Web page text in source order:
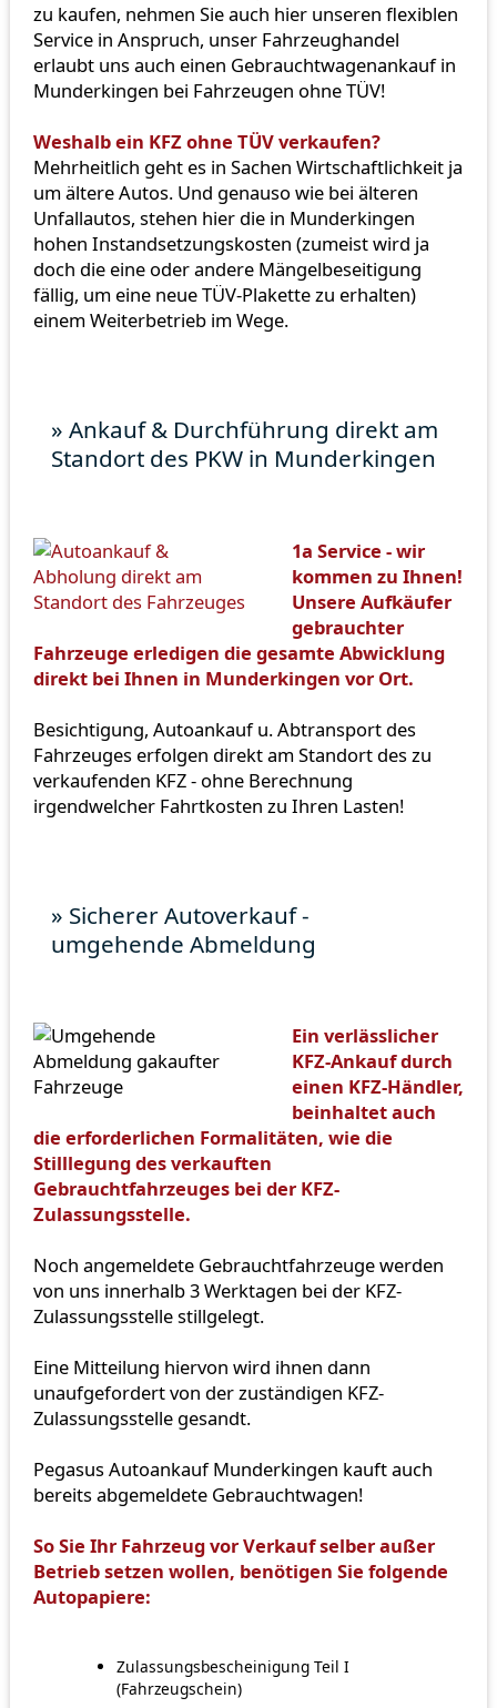
zu kaufen, nehmen Sie auch hier unseren flexiblen
Service in Anspruch, unser Fahrzeughandel
erlaubt uns auch einen Gebrauchtwagenankauf in
Munderkingen bei Fahrzeugen ohne TÜV!
Weshalb ein KFZ ohne TÜV verkaufen?
Mehrheitlich geht es in Sachen Wirtschaftlichkeit ja
um ältere Autos. Und genauso wie bei älteren
Unfallautos, stehen hier die in Munderkingen
hohen Instandsetzungskosten (zumeist wird ja
doch die eine oder andere Mängelbeseitigung
fällig, um eine neue TÜV-Plakette zu erhalten)
einem Weiterbetrieb im Wege.
» Ankauf & Durchführung direkt am
Standort des PKW in Munderkingen
1a Service - wir
kommen zu Ihnen!
Unsere Aufkäufer
gebrauchter
Fahrzeuge erledigen die gesamte Abwicklung
direkt bei Ihnen in Munderkingen vor Ort.
Besichtigung, Autoankauf u. Abtransport des
Fahrzeuges erfolgen direkt am Standort des zu
verkaufenden KFZ - ohne Berechnung
irgendwelcher Fahrtkosten zu Ihren Lasten!
» Sicherer Autoverkauf -
umgehende Abmeldung
Ein verlässlicher
KFZ-Ankauf durch
einen KFZ-Händler,
beinhaltet auch
die erforderlichen Formalitäten, wie die
Stilllegung des verkauften
Gebrauchtfahrzeuges bei der KFZ-
Zulassungsstelle.
Noch angemeldete Gebrauchtfahrzeuge werden
von uns innerhalb 3 Werktagen bei der KFZ-
Zulassungsstelle stillgelegt.
Eine Mitteilung hiervon wird ihnen dann
unaufgefordert von der zuständigen KFZ-
Zulassungsstelle gesandt.
Pegasus Autoankauf Munderkingen kauft auch
bereits abgemeldete Gebrauchtwagen!
So Sie Ihr Fahrzeug vor Verkauf selber außer
Betrieb setzen wollen, benötigen Sie folgende
Autopapiere:
Zulassungsbescheinigung Teil I
(Fahrzeugschein)